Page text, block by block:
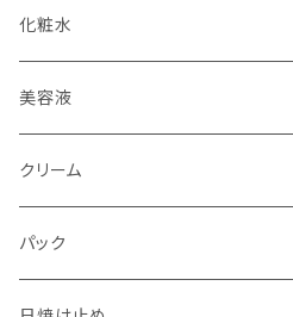
アイシャドウブラシ（S）
アイブロウブラシ
スクリューブラシ
コンシーラブラシ
全色メイクパレット用BOX
メイクレシピ50枚入り
化粧水
美容液
クリーム
パック